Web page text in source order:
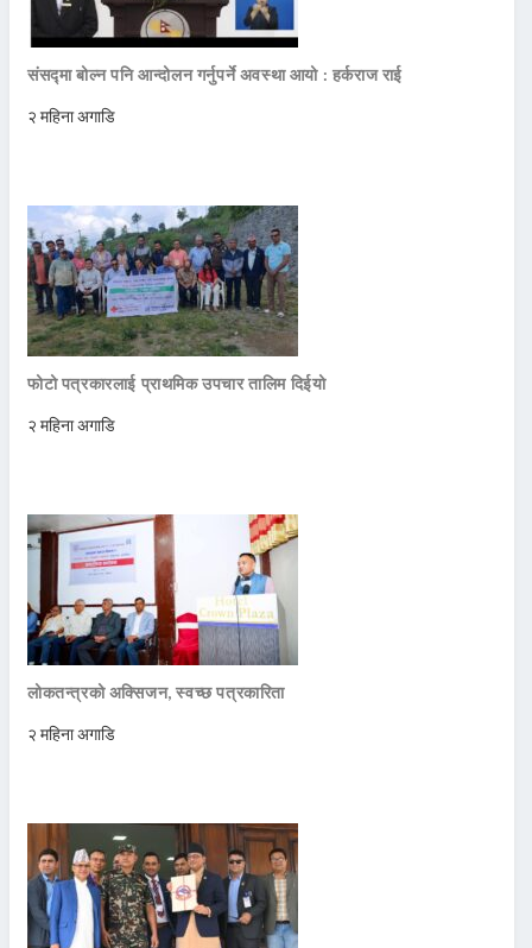
संसद्मा बोल्न पनि आन्दोलन गर्नुपर्ने अवस्था आयो : हर्कराज राई
२ महिना अगाडि
फोटो पत्रकारलाई प्राथमिक उपचार तालिम दिईयो
२ महिना अगाडि
लोकतन्त्रको अक्सिजन, स्वच्छ पत्रकारिता
२ महिना अगाडि